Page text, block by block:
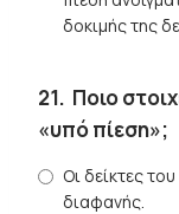
δοκιμής της
21. Ποιο
«υπό πίεση»;
Οι δείκτες
διαφανής.